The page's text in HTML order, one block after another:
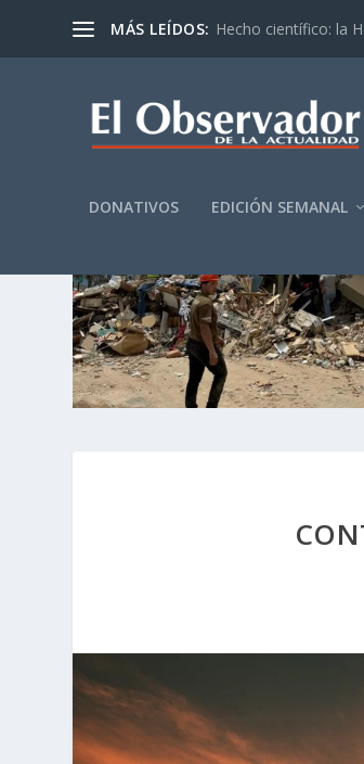
MÁS LEÍDOS: Hecho científico: la
DONATIVOS EDICIÓN SEMANAL